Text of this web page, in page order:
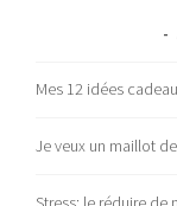
Mes 12 idées
Je veux un maillot